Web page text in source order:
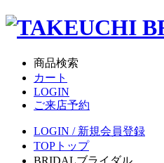
商品検索
カート
LOGIN
ご来店予約
LOGIN / 新規会員登録
TOP トップ
BRIDALブライダル